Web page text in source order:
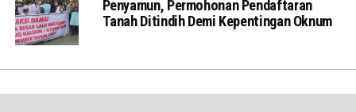
Penyamun, Permohonan Pendaftaran
Tanah Ditindih Demi Kepentingan Oknum